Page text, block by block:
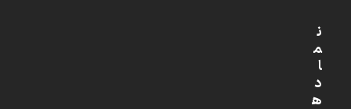
ن
م
ا
د
ه